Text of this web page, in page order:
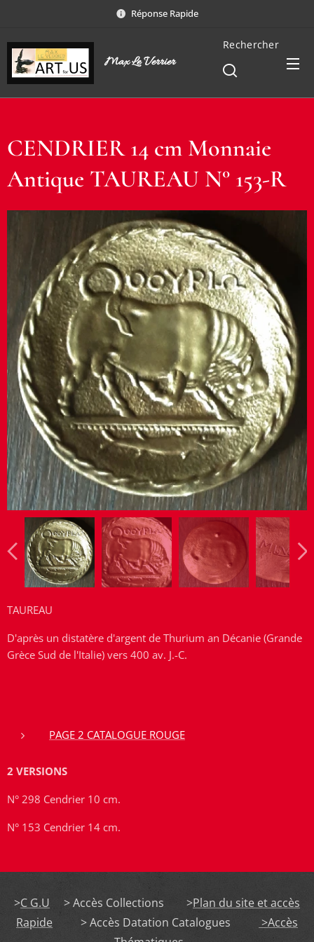
Réponse Rapide
Max Le Verrier
Rechercher
CENDRIER 14 cm Monnaie
Antique TAUREAU N° 153-R
TAUREAU
D'après un distatère d'argent de Thurium an Décanie (Grande
Grèce Sud de l'Italie) vers 400 av. J.-C.
PAGE 2 CATALOGUE ROUGE
2 VERSIONS
N° 298 Cendrier 10 cm.
N° 153 Cendrier 14 cm.
>C G.U > Accès Collections >Plan du site et accès
Rapide > Accès Datation Catalogues
>Accès